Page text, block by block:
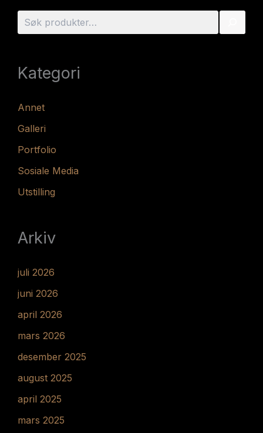
S
Kategori
Annet
Galleri
Portfolio
Sosiale Media
Utstilling
Arkiv
juli 2026
juni 2026
april 2026
mars 2026
desember 2025
august 2025
april 2025
mars 2025